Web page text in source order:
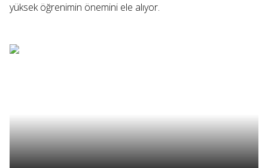
yüksek öğrenimin önemini ele alıyor.